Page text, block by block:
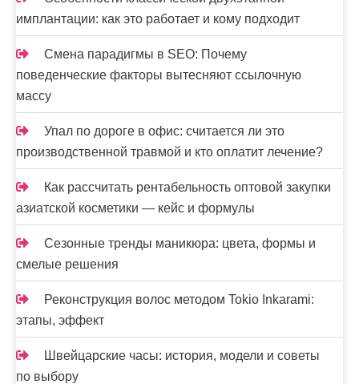
имплантации: как это работает и кому подходит
Смена парадигмы в SEO: Почему
поведенческие факторы вытесняют ссылочную
массу
Упал по дороге в офис: считается ли это
производственной травмой и кто оплатит лечение?
Как рассчитать рентабельность оптовой закупки
азиатской косметики — кейс и формулы
Сезонные тренды маникюра: цвета, формы и
смелые решения
Реконструкция волос методом Tokio Inkarami:
этапы, эффект
Швейцарские часы: история, модели и советы
по выбору